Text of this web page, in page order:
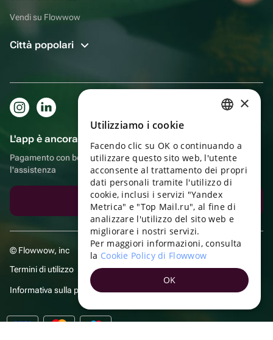
Vendi su Flowwow
Città popolari
L'app è ancora più comoda!
Pagamento con bonus, autoconsegna, comoda chat con
l'assistenza
Scarica l'app
© Flowwow, inc
Termini di utilizzo
Informativa sulla privacy
ENGLISH
UKRAINIAN
PORTUGUESE
SPANISH
TURKISH
×
Utilizziamo i cookie
Facendo clic su OK o continuando a
utilizzare questo sito web, l'utente
acconsente al trattamento dei propri
dati personali tramite l'utilizzo di
cookie, inclusi i servizi "Yandex
Metrica" e "Top Mail.ru", al fine di
analizzare l'utilizzo del sito web e
migliorare i nostri servizi.
Per maggiori informazioni, consulta
la Cookie Policy di Flowwow
OK